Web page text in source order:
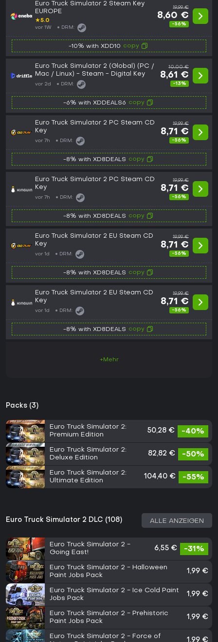
Euro Truck Simulator 2 Steam Key
EUROPE
★5.0
vor 1W DRM:
19,99 €
8,60 €
-56%
-10% with XDD10 copy
Euro Truck Simulator 2 (Global) (PC /
Mac / Linux) - Steam - Digital Key
vor 2d DRM:
10,00 €
8,61 €
-13%
-6% with XDDEALS6 copy
Euro Truck Simulator 2 PC Steam CD
Key
vor 7h DRM:
19,99 €
8,71 €
-56%
-8% with XD8DEALS copy
Euro Truck Simulator 2 PC Steam CD
Key
vor 7h DRM:
19,99 €
8,71 €
-56%
-8% with XD8DEALS copy
Euro Truck Simulator 2 EU Steam CD
Key
vor 1d DRM:
19,99 €
8,71 €
-56%
-8% with XD8DEALS copy
Euro Truck Simulator 2 EU Steam CD
Key
vor 1d DRM:
19,99 €
8,71 €
-56%
-8% with XD8DEALS copy
+Mehr
Packs (3)
Euro Truck Simulator 2:
Premium Edition
50,28 € -40%
Euro Truck Simulator 2:
Deluxe Edition
82,82 € -50%
Euro Truck Simulator 2:
Ultimate Edition
104,40 € -55%
Euro Truck Simulator 2 DLC (108) ALLE ANZEIGEN
Euro Truck Simulator 2 -
Going East!
6,55 € -31%
Euro Truck Simulator 2 - Halloween
Paint Jobs Pack
1,99 €
Euro Truck Simulator 2 - Ice Cold Paint
Jobs Pack
1,99 €
Euro Truck Simulator 2 - Prehistoric
Paint Jobs Pack
1,99 €
Euro Truck Simulator 2 - Force of
1,99 €